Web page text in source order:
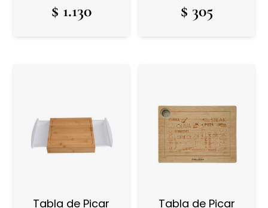
$ 1.130 $ 305
Tabla de Picar
Tabla de Picar